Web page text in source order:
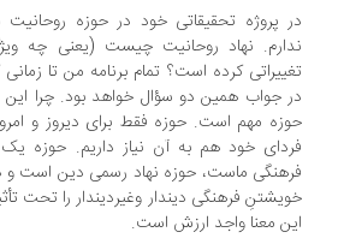
پروژه تحقیقاتی خود در حوزه روحانیت دو
نهاد روحانیت چیست (یعنی چه
کرده است؟ تمام برنامه من تا زمانی که
جواب همین دو سؤال خواهد بود. چرا این
مهم است. حوزه فقط برای دیروز و امروز ما
خود هم به آن نیاز داریم. حوزه یک تکه
ماست، حوزه نهاد رسمی دین است و هر
فرهنگی دیندار وغیردیندار را تحت تأثیر
معنا واجد ارزش است.